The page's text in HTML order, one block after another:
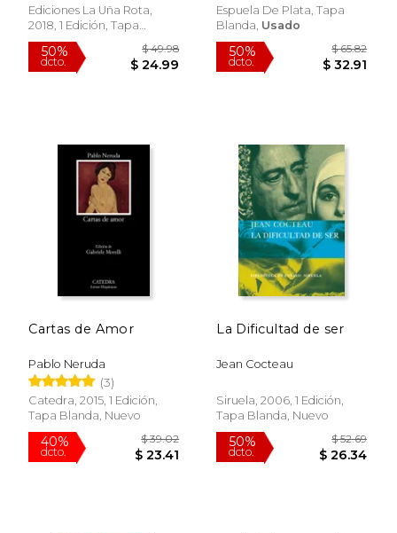
Ediciones La Uña Rota,
2018, 1 Edición, Tapa
Blanda, Nuevo
50%
María Luisa Bautista
Espuela De Plata, Tapa
Blanda, Usado
50%
dcto.
Cartas de Amor
Pablo Neruda
(3)
Catedra, 2015, 1 Edición,
Tapa Blanda, Nuevo
La Dificultad de ser
Jean Cocteau
Siruela, 2006, 1 Edición,
Tapa Blanda, Nuevo